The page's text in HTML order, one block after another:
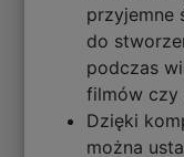
przyjemne
do
podczas
filmów czy
Dzięki
można